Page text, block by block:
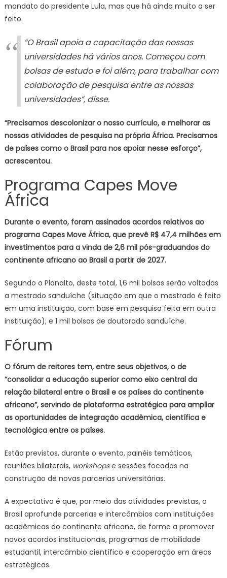
mandato do presidente Lula, mas que há ainda muito a ser
feito.
“O Brasil apoia a capacitação das nossas
universidades há vários anos. Começou com
bolsas de estudo e foi além, para trabalhar com
colaboração de pesquisa entre as nossas
universidades”, disse.
“Precisamos descolonizar o nosso currículo, e melhorar as
nossas atividades de pesquisa na própria África. Precisamos
de países como o Brasil para nos apoiar nesse esforço”,
acrescentou.
Programa Capes Move
África
Durante o evento, foram assinados acordos relativos ao
programa Capes Move África, que prevê R$ 47,4 milhões em
investimentos para a vinda de 2,6 mil pós-graduandos do
continente africano ao Brasil a partir de 2027.
Segundo o Planalto, deste total, 1,6 mil bolsas serão voltadas
a mestrado sanduíche (situação em que o mestrado é feito
em uma instituição, com base em pesquisa feita em outra
instituição); e 1 mil bolsas de doutorado sanduíche.
Fórum
O fórum de reitores tem, entre seus objetivos, o de
“consolidar a educação superior como eixo central da
relação bilateral entre o Brasil e os países do continente
africano”, servindo de plataforma estratégica para ampliar
as oportunidades de integração acadêmica, científica e
tecnológica entre os países.
Estão previstos, durante o evento, painéis temáticos,
reuniões bilaterais, workshopse sessões focadas na
construção de novas parcerias universitárias.
A expectativa é que, por meio das atividades previstas, o
Brasil aprofunde parcerias e intercâmbios com instituições
acadêmicas do continente africano, de forma a promover
novos acordos institucionais, programas de mobilidade
estudantil, intercâmbio científico e cooperação em áreas
estratégicas.